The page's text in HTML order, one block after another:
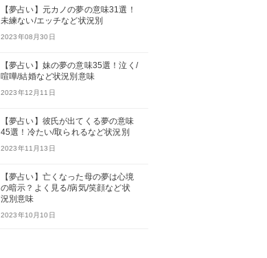
【夢占い】元カノの夢の意味31選！
未練ない/エッチなど状況別
2023年08月30日
【夢占い】妹の夢の意味35選！泣く/
喧嘩/結婚など状況別意味
2023年12月11日
【夢占い】彼氏が出てくる夢の意味
45選！冷たい/取られるなど状況別
2023年11月13日
【夢占い】亡くなった母の夢は心境
の暗示？よく見る/病気/笑顔など状
況別意味
2023年10月10日